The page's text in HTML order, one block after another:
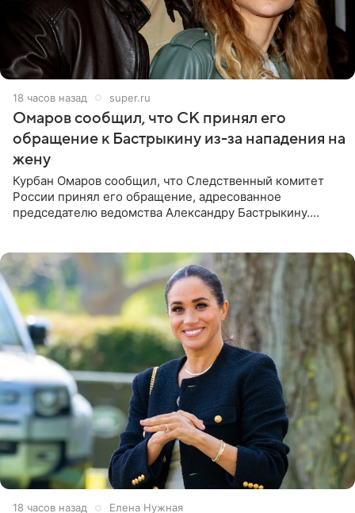
18 часов назад super.ru
Омаров сообщил, что СК принял его
обращение к Бастрыкину из-за нападения на
жену
Курбан Омаров сообщил, что Следственный комитет
России принял его обращение, адресованное
председателю ведомства Александру Бастрыкину.
18 часов назад Елена Нужная